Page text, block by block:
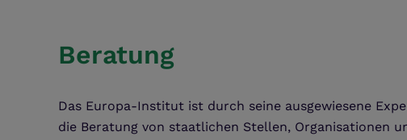
Beratung
Das Europa-Institut ist durch seine ausgewiesene
die Beratung von staatlichen Stellen, Organisationen